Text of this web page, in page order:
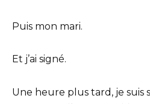
Puis mon mari.
Et j’ai signé.
Une heure plus tard, je suis